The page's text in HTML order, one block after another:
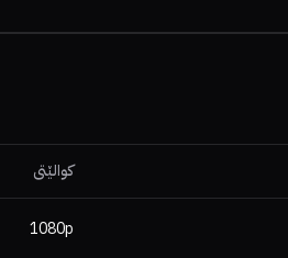
کوالێتی
1080p